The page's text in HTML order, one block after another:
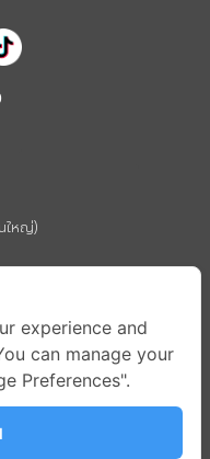
ใหญ่)
งเทพมหานคร 10330
experience and
can manage your
Preferences".